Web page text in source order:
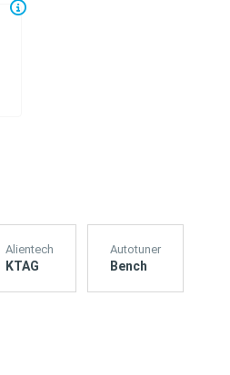
Alientech
KTAG
Autotuner
Bench